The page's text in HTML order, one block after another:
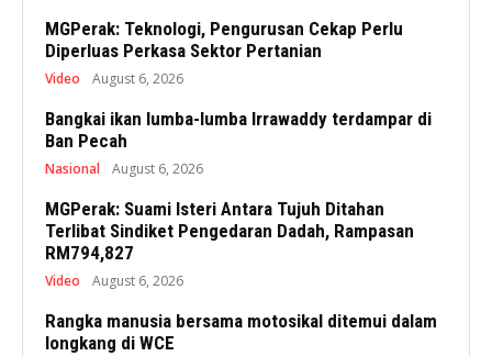
MGPerak: Teknologi, Pengurusan Cekap Perlu
Diperluas Perkasa Sektor Pertanian
Video August 6, 2026
Bangkai ikan lumba-lumba Irrawaddy terdampar di
Ban Pecah
Nasional August 6, 2026
MGPerak: Suami Isteri Antara Tujuh Ditahan
Terlibat Sindiket Pengedaran Dadah, Rampasan
RM794,827
Video August 6, 2026
Rangka manusia bersama motosikal ditemui dalam
longkang di WCE